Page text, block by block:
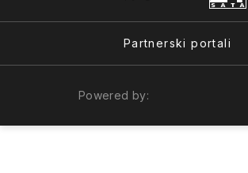
Partnerski portali
Powered by: